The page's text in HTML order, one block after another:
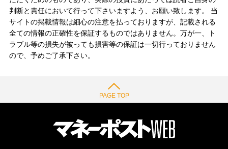
判断と責任において行って下さいますよう、お願い致します。 当
サイトの掲載情報は細心の注意を払っておりますが、記載される
全ての情報の正確性を保証するものではありません。万が一、ト
ラブル等の損失が被っても損害等の保証は一切行っておりません
ので、予めご了承下さい。
PAGE TOP